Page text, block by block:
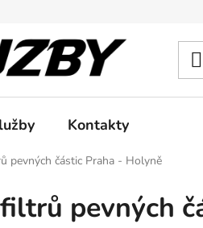
Kontakty
pevných částic Praha - Holyně
pevných